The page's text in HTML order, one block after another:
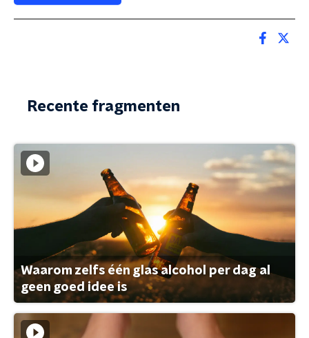
Recente fragmenten
Waarom zelfs één glas alcohol per dag al
geen goed idee is